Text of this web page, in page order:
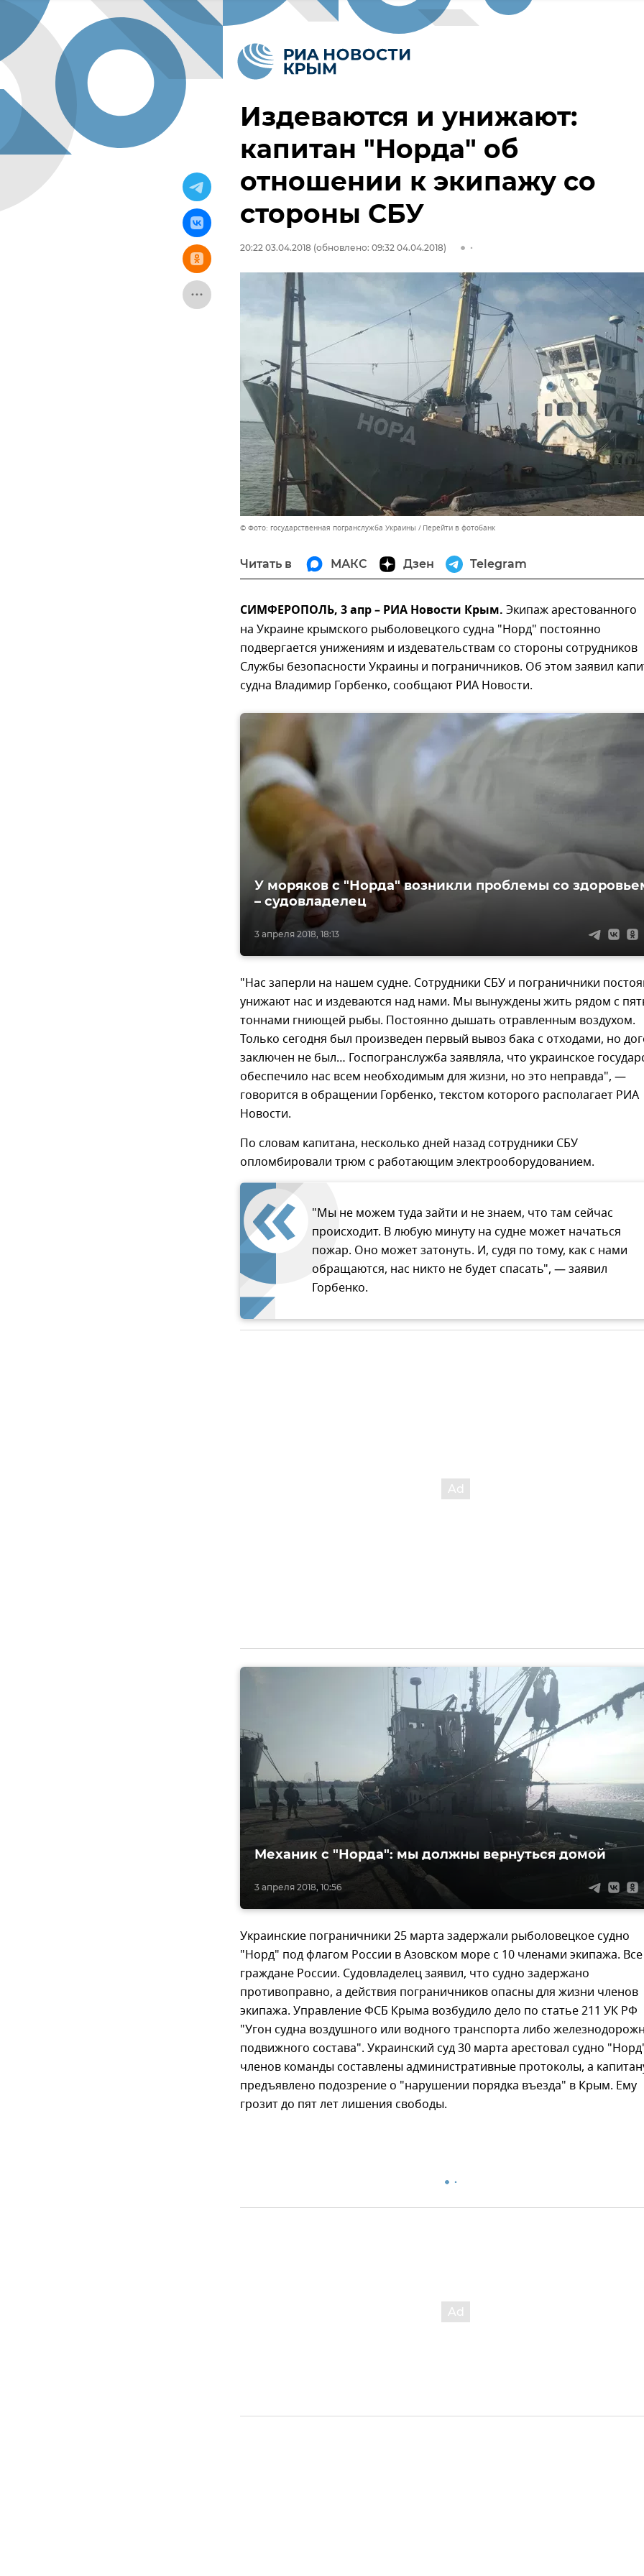
Издеваются и унижают:
капитан "Норда" об
отношении к экипажу со
стороны СБУ
20:22 03.04.2018 (обновлено: 09:32 04.04.2018)
© Фото: государственная погранслужба Украины Перейти в фотобанк
Читать в МАКС Дзен Telegram
СИМФЕРОПОЛЬ, 3 апр – РИА Новости Крым. Экипаж арестованного
на Украине крымского рыболовецкого судна "Норд" постоянно
подвергается унижениям и издевательствам со стороны сотрудников
Службы безопасности Украины и пограничников. Об этом заявил
судна Владимир Горбенко, сообщают РИА Новости.
3 апреля 2018, 18:13
У моряков с "Норда" возникли проблемы со
– судовладелец
"Нас заперли на нашем судне. Сотрудники СБУ и пограничники
унижают нас и издеваются над нами. Мы вынуждены жить рядом с
тоннами гниющей рыбы. Постоянно дышать отравленным воздухом.
Только сегодня был произведен первый вывоз бака с отходами, но
заключен не был… Госпогранслужба заявляла, что украинское
обеспечило нас всем необходимым для жизни, но это неправда", —
говорится в обращении Горбенко, текстом которого располагает РИА
Новости.
По словам капитана, несколько дней назад сотрудники СБУ
опломбировали трюм с работающим электрооборудованием.
"Мы не можем туда зайти и не знаем, что там сейчас
происходит. В любую минуту на судне может начаться
пожар. Оно может затонуть. И, судя по тому, как с нами
обращаются, нас никто не будет спасать", — заявил
Горбенко.
3 апреля 2018, 10:56
Механик с "Норда": мы должны вернуться домой
Украинские пограничники 25 марта задержали рыболовецкое судно
"Норд" под флагом России в Азовском море с 10 членами экипажа.
граждане России. Судовладелец заявил, что судно задержано
противоправно, а действия пограничников опасны для жизни членов
экипажа. Управление ФСБ Крыма возбудило дело по статье 211 УК РФ
"Угон судна воздушного или водного транспорта либо
подвижного состава". Украинский суд 30 марта арестовал судно
членов команды составлены административные протоколы, а
предъявлено подозрение о "нарушении порядка въезда" в Крым. Ему
грозит до пят лет лишения свободы.